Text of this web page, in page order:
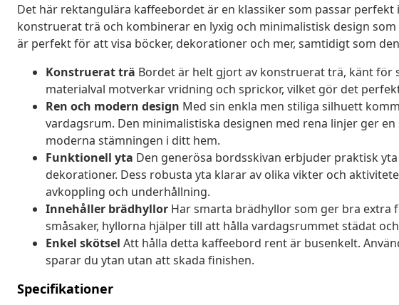
Det här rektangulära kaffeebordet är en klassiker som passar
konstruerat trä och kombinerar en lyxig och minimalistisk design
är perfekt för att visa böcker, dekorationer och mer, samtidigt som
Konstruerat trä Bordet är helt gjort av konstruerat trä, känt för
materialval motverkar vridning och sprickor, vilket gör det
Ren och modern design Med sin enkla men stiliga silhuett
vardagsrum. Den minimalistiska designen med rena linjer ger
moderna stämningen i ditt hem.
Funktionell yta Den generösa bordsskivan erbjuder praktisk
dekorationer. Dess robusta yta klarar av olika vikter och
avkoppling och underhållning.
Innehåller brädhyllor Har smarta brädhyllor som ger bra
småsaker, hyllorna hjälper till att hålla vardagsrummet städat
Enkel skötsel Att hålla detta kaffeebord rent är busenkelt.
sparar du ytan utan att skada finishen.
Specifikationer